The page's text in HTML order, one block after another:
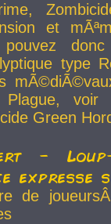
et
pouvez
type
Plague,
Green
-
expresse
de